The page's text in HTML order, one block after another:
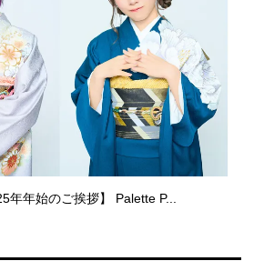
年年始のご挨拶】 Palette P...